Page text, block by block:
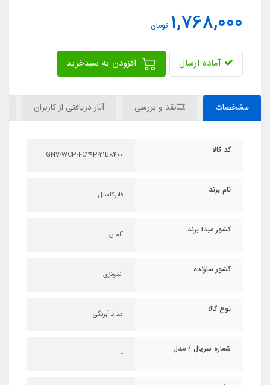
1,768,000 تومان
آماده ارسال
مشخصات 🎞نقد و بررسی آثار دریافتی از کاربران
کد کالا GNV-WCP-FC24P-21B8400
نام برند فابرکاستل
کشور مبدا برند آلمان
کشور سازنده اندونزی
نوع کالا مداد آبرنگی
شماره سریال / مدل -